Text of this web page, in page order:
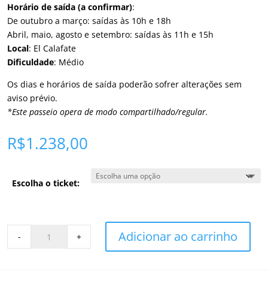
Horário de saída (a confirmar):
De outubro a março: saídas às 10h e 18h
Abril, maio, agosto e setembro: saídas às 11h e 15h
Local: El Calafate
Dificuldade: Médio
Os dias e horários de saída poderão sofrer alterações sem
aviso prévio.
*Este passeio opera de modo compartilhado/regular.
R$1.238,00
Escolha o ticket:
- + Adicionar ao carrinho